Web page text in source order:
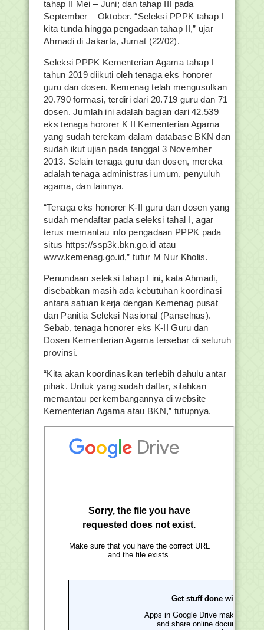
tahap II Mei – Juni; dan tahap III pada
September – Oktober. “Seleksi PPPK tahap I
kita tunda hingga pengadaan tahap II,” ujar
Ahmadi di Jakarta, Jumat (22/02).
Seleksi PPPK Kementerian Agama tahap I
tahun 2019 diikuti oleh tenaga eks honorer
guru dan dosen. Kemenag telah mengusulkan
20.790 formasi, terdiri dari 20.719 guru dan 71
dosen. Jumlah ini adalah bagian dari 42.539
eks tenaga hororer K II Kementerian Agama
yang sudah terekam dalam database BKN dan
sudah ikut ujian pada tanggal 3 November
2013. Selain tenaga guru dan dosen, mereka
adalah tenaga administrasi umum, penyuluh
agama, dan lainnya.
“Tenaga eks honorer K-II guru dan dosen yang
sudah mendaftar pada seleksi tahal I, agar
terus memantau info pengadaan PPPK pada
situs https://ssp3k.bkn.go.id atau
www.kemenag.go.id,” tutur M Nur Kholis.
Penundaan seleksi tahap I ini, kata Ahmadi,
disebabkan masih ada kebutuhan koordinasi
antara satuan kerja dengan Kemenag pusat
dan Panitia Seleksi Nasional (Panselnas).
Sebab, tenaga honorer eks K-II Guru dan
Dosen Kementerian Agama tersebar di seluruh
provinsi.
“Kita akan koordinasikan terlebih dahulu antar
pihak. Untuk yang sudah daftar, silahkan
memantau perkembangannya di website
Kementerian Agama atau BKN,” tutupnya.